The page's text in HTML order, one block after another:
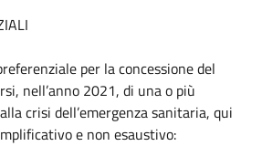
per la concessione del
nell’anno 2021, di una o più
crisi dell’emergenza sanitaria, qui
e non esaustivo: